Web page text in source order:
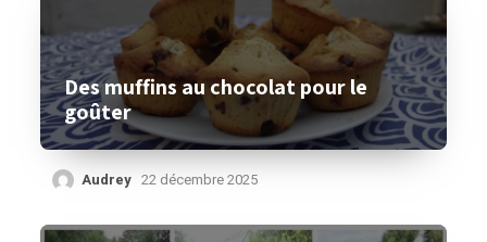
Des muffins au chocolat pour le
goûter
Audrey 22 décembre 2025